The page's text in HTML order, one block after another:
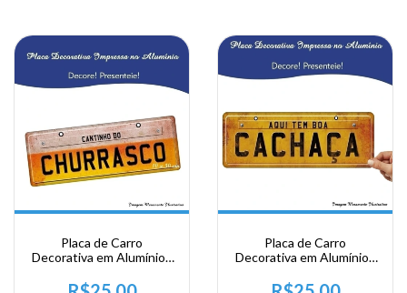
Placa de Carro
Decorativa em Alumínio -
Placa de Carro
Decorativa em Alumínio -